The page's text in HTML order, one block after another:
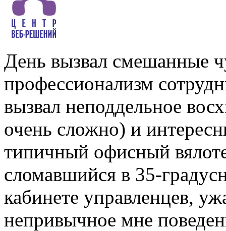
День вызвал смешанные
профессионализм
вызвал неподдельное
очень сложно) и
типичный офисный
сломавшийся в 35-
кабинете управленцев,
непривычное мне